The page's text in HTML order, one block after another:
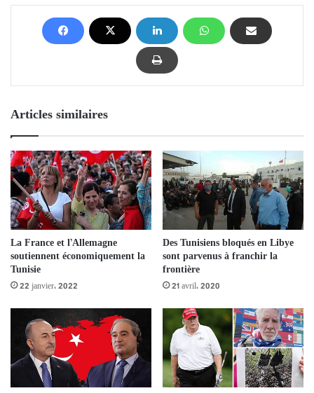
Articles similaires
La France et l’Allemagne
soutiennent économiquement la
Tunisie
22 janvier، 2022
Des Tunisiens bloqués en Libye
sont parvenus à franchir la
frontière
21 avril، 2020